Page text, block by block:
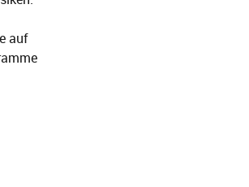
auf